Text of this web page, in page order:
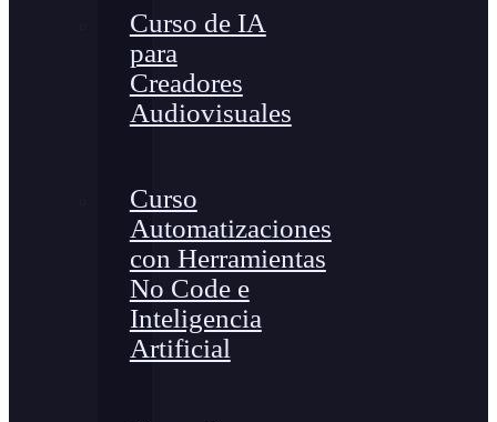
Curso de IA
para
Creadores
Audiovisuales
Curso
Automatizaciones
con Herramientas
No Code e
Inteligencia
Artificial